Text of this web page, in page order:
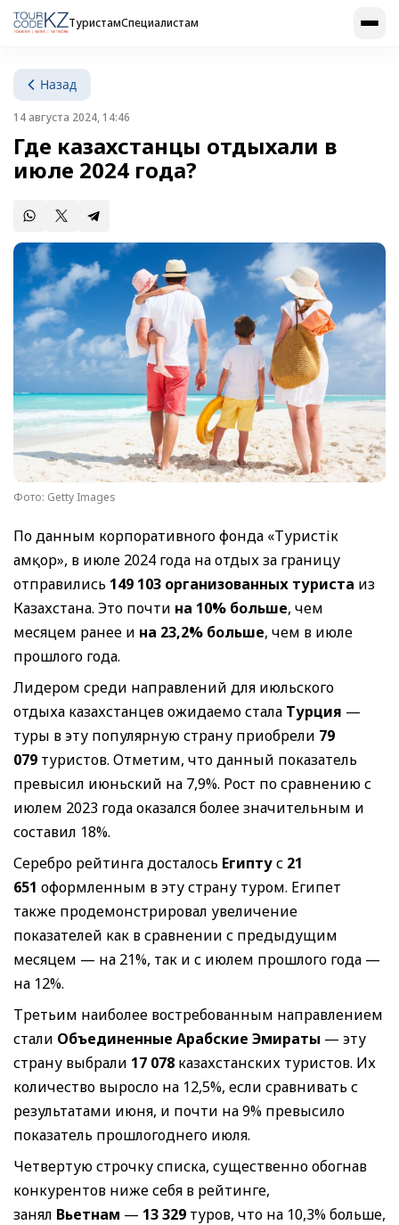
ТуристамСпециалистам
Назад
14 августа 2024, 14:46
Где казахстанцы отдыхали в
июле 2024 года?
Фото: Getty Images
По данным корпоративного фонда «Туристік
Қамқор», в июле 2024 года на отдых за границу
отправились 149 103 организованных туриста из
Казахстана. Это почти на 10% больше, чем
месяцем ранее и на 23,2% больше, чем в июле
прошлого года.
Лидером среди направлений для июльского
отдыха казахстанцев ожидаемо стала Турция —
туры в эту популярную страну приобрели 79
079 туристов. Отметим, что данный показатель
превысил июньский на 7,9%. Рост по сравнению с
июлем 2023 года оказался более значительным и
составил 18%.
Серебро рейтинга досталось Египтус 21
651 оформленным в эту страну туром. Египет
также продемонстрировал увеличение
показателей как в сравнении с предыдущим
месяцем — на 21%, так и с июлем прошлого года —
на 12%.
Третьим наиболее востребованным направлением
стали Объединенные Арабские Эмираты — эту
страну выбрали 17 078 казахстанских туристов. Их
количество выросло на 12,5%, если сравнивать с
результатами июня, и почти на 9% превысило
показатель прошлогоднего июля.
Четвертую строчку списка, существенно обогнав
конкурентов ниже себя в рейтинге,
занял Вьетнам — 13 329 туров, что на 10,3% больше,